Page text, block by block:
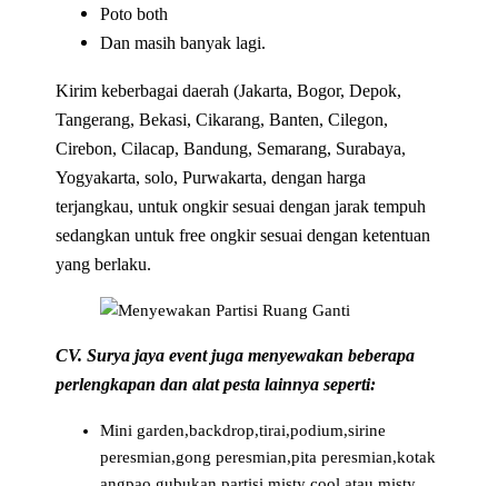
Poto both
Dan masih banyak lagi.
Kirim keberbagai daerah (Jakarta, Bogor, Depok,
Tangerang, Bekasi, Cikarang, Banten, Cilegon,
Cirebon, Cilacap, Bandung, Semarang, Surabaya,
Yogyakarta, solo, Purwakarta, dengan harga
terjangkau, untuk ongkir sesuai dengan jarak tempuh
sedangkan untuk free ongkir sesuai dengan ketentuan
yang berlaku.
CV. Surya jaya event juga menyewakan beberapa
perlengkapan dan alat pesta lainnya seperti:
Mini garden,backdrop,tirai,podium,sirine
peresmian,gong peresmian,pita peresmian,kotak